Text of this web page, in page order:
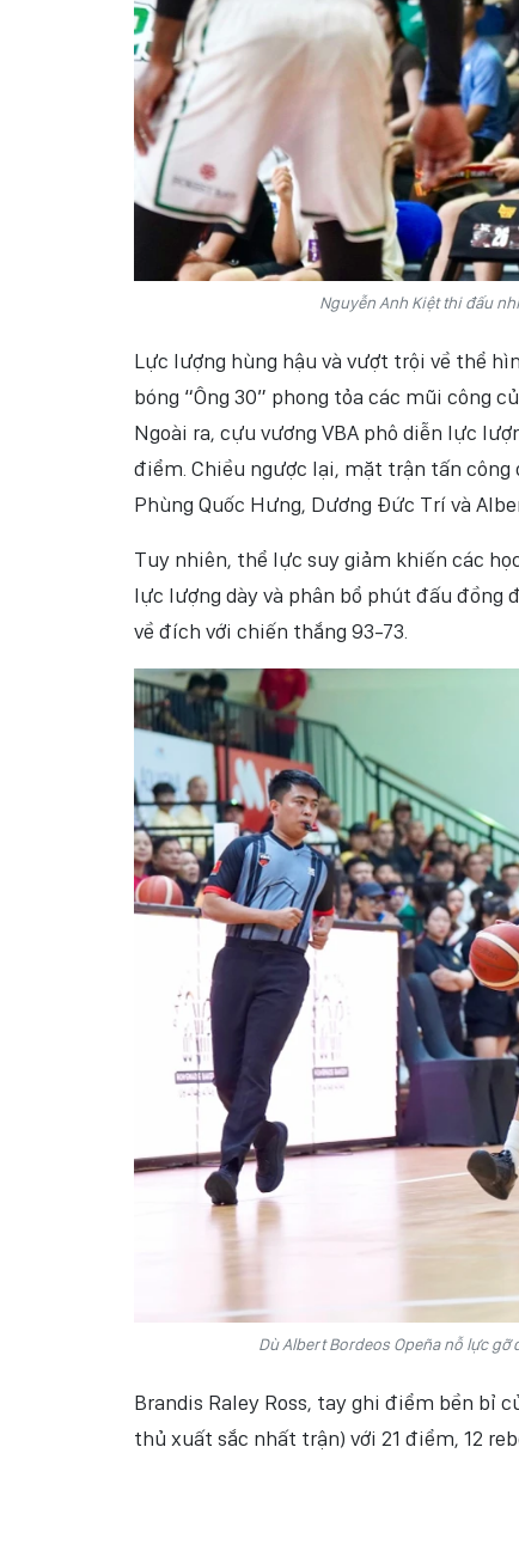
Nguyễn Anh Kiệt thi đấu
Lực lượng hùng hậu và vượt trội về thể
bóng “Ông 30” phong tỏa các mũi công
Ngoài ra, cựu vương VBA phô diễn lực
điểm. Chiều ngược lại, mặt trận tấn
Phùng Quốc Hưng, Dương Đức Trí và
Tuy nhiên, thể lực suy giảm khiến các
lực lượng dày và phân bổ phút đấu đồng
về đích với chiến thắng 93-73.
Dù Albert Bordeos Opeña nỗ lực gỡ
Brandis Raley Ross, tay ghi điểm bền bỉ
thủ xuất sắc nhất trận) với 21 điểm, 12